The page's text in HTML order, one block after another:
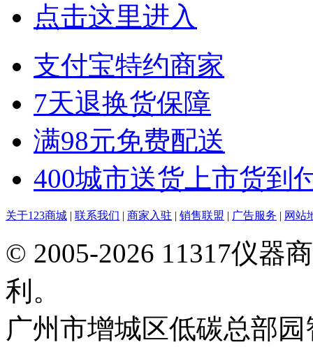
点击这里进入
支付宝特约商家
7天退换货保障
满98元免费配送
400城市送货上市货到
关于123商城 | 联系我们 | 商家入驻 | 销售联盟 | 广告服务 | 网站
© 2005-2026 11317仪器
利。
广州市增城区低碳总部